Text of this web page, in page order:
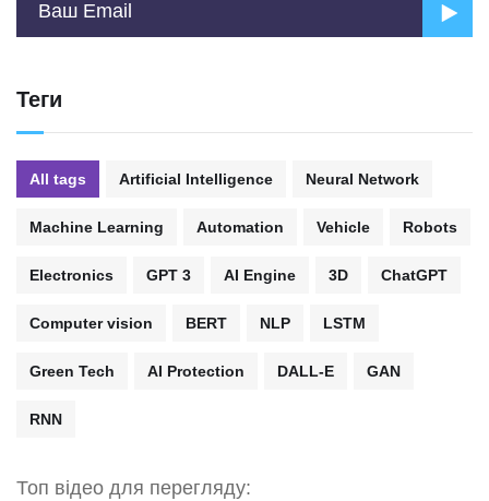
Теги
All tags Artificial Intelligence Neural Network
Machine Learning Automation Vehicle Robots
Electronics GPT 3 AI Engine 3D ChatGPT
Computer vision BERT NLP LSTM
Green Tech AI Protection DALL-E GAN
RNN
Топ відео для перегляду: